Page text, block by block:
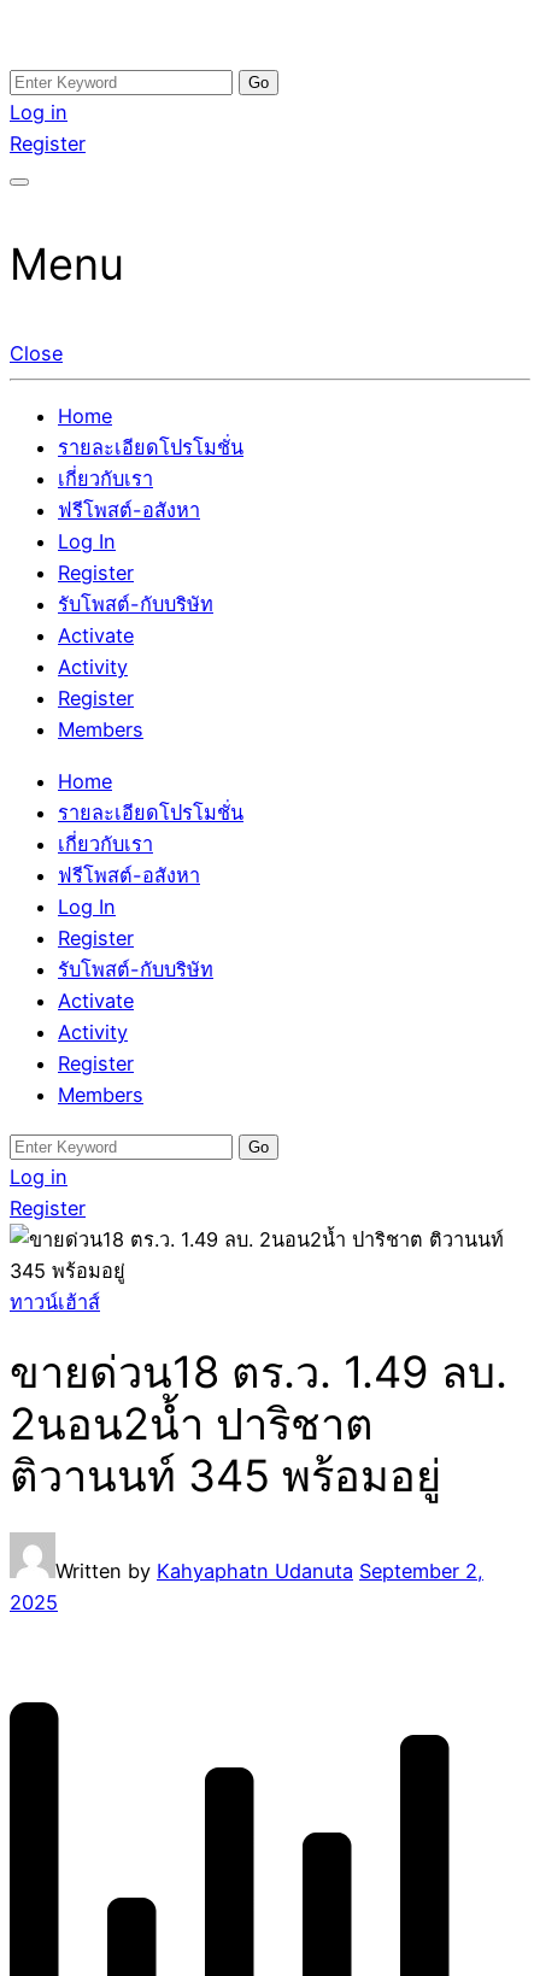
Skip
to
content
อสังหาโพสต์ รีวิวเยอะ รับจ้างโพสต์ขายบ้าน รับจ้างโพสต์อสัง
หา แตกต่างอย่างตั้งใจ รับรองผล อันดับ1 การโพสต์ขายอสังหา
กับทีมงานบริษัท บ้าน ที่ดิน คอนโด ติดGoogleหน้าแรกได้จริงๆ
รับจ้างโพสอสังหา ขายบ้าน อสังหาโพสต์ เชื่อถือได้จริง รับ
โพสต์ ที่ดิน กับทีมงานบริษัท ถูกและดีที่สุด ไม่มีค่านายหน้า
ขายได้จริงๆ ช่วยสร้างโอกาสในการขายได้มากกว่า ที่เดียว ที่
Search
for:
Log in
Register
Menu
Close
Home
รายละเอียดโปรโมชั่น
เกี่ยวกับเรา
ฟรีโพสต์-อสังหา
Log In
Register
รับโพสต์-กับบริษัท
Activate
Activity
Register
Members
Home
รายละเอียดโปรโมชั่น
เกี่ยวกับเรา
ฟรีโพสต์-อสังหา
Log In
Register
รับโพสต์-กับบริษัท
Activate
Activity
Register
Members
Search
for:
Log in
Register
ทาวน์เฮ้าส์
ขายด่วน18 ตร.ว. 1.49 ลบ.
2นอน2น้ำ ปาริชาต
ติวานนท์ 345 พร้อมอยู่
Written by Kahyaphatn Udanuta September 2,
2025